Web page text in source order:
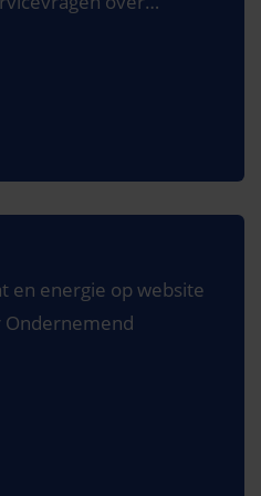
en energie op website
Ondernemend